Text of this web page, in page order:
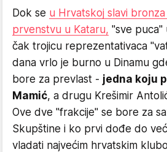
Dok se u Hrvatskoj slavi
prvenstvu u Kataru, "sve puca"
čak trojicu reprezentativaca
dana vrlo je burno u Dinamu
bore za prevlast - jedna koju
Mamić, a drugu Krešimir
Ove dve "frakcije" se bore za
Skupštine i ko prvi dođe do
vladati najvećim hrvatskim